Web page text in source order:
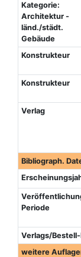
Kategorie:
Architektur -
länd./städt.
Gebäude
Konstrukteur
Konstrukteur
Verlag
Bibliograph.
Periode
Verlags/Bestell-
weitere